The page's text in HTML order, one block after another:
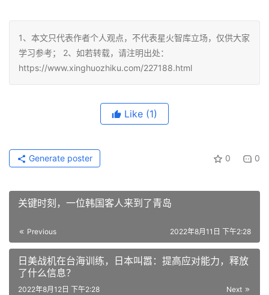
1、本文只代表作者个人观点，不代表星火智库立场，仅供大家
学习参考； 2、如若转载，请注明出处：
https://www.xinghuozhiku.com/227188.html
Like (1)
0 0
Generate poster
关键时刻，一位韩国客人来到了青岛
Previous 2022年8月11日 下午2:28
日美战机在台海训练，日本叫嚣：提高应对能力，释放
了什么信息？
Next
2022年8月12日 下午2:28